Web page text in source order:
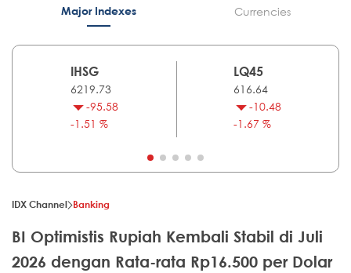
Major Indexes Currencies
IHSG
6219.73
-95.58
-1.51 %
LQ45
616.64
-10.48
-1.67 %
IDX Channel Banking
BI Optimistis Rupiah Kembali Stabil di Juli
2026 dengan Rata-rata Rp16.500 per Dolar